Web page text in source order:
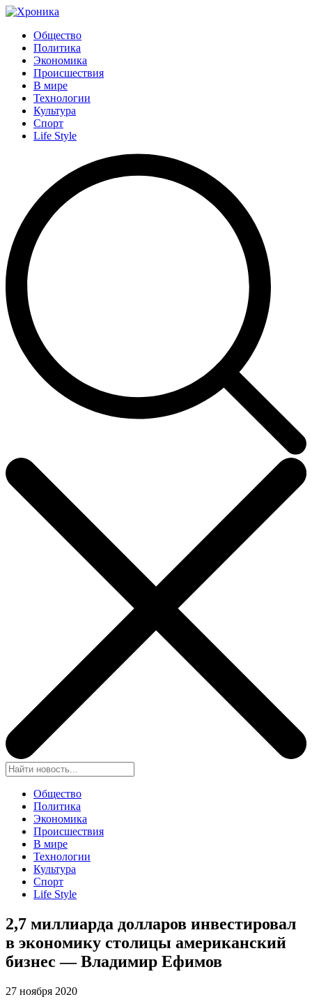
Общество
Политика
Экономика
Происшествия
В мире
Технологии
Культура
Спорт
Life Style
Общество
Политика
Экономика
Происшествия
В мире
Технологии
Культура
Спорт
Life Style
2,7 миллиарда долларов инвестировал
в экономику столицы американский
бизнес — Владимир Ефимов
27 ноября 2020